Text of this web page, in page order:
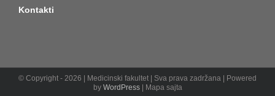
Kontakti
© Copyright - 2026 | Medicinski fakultet | Sva prava zadržana | Powered
by WordPress| Mapa sajta